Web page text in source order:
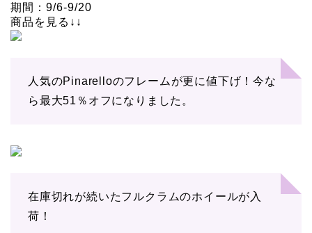
期間：9/6-9/20
商品を見る↓↓
人気のPinarelloのフレームが更に値下げ！今な
ら最大51％オフになりました。
在庫切れが続いたフルクラムのホイールが入
荷！